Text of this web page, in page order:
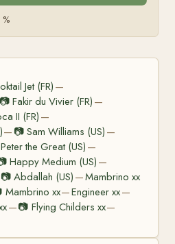
Jet (FR)—
📷Fakir du Vivier (FR) —
II (FR) —
— 📷Sam Williams (US) —
Peter the Great (US) —
Happy Medium (US) —
📷Abdallah (US) —Mambrino xx
Mambrino xx—Engineer xx—
—📷 Flying Childers xx—